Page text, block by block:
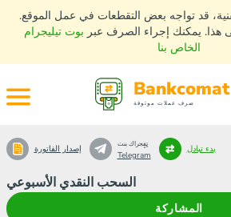
قد تواجه بعض التقطعات في عمل الموقع.
هذا. يمكنك إجراء الصرف عبر بوت تيليجرام
الخاص بنا
Bankcomat
صرف عملات موثوقة
السحب النقدي الأسبوعي
المشاركة
إصدار الفاتورة تٍفٍجراك بنت
Telegram
بدء تبادل